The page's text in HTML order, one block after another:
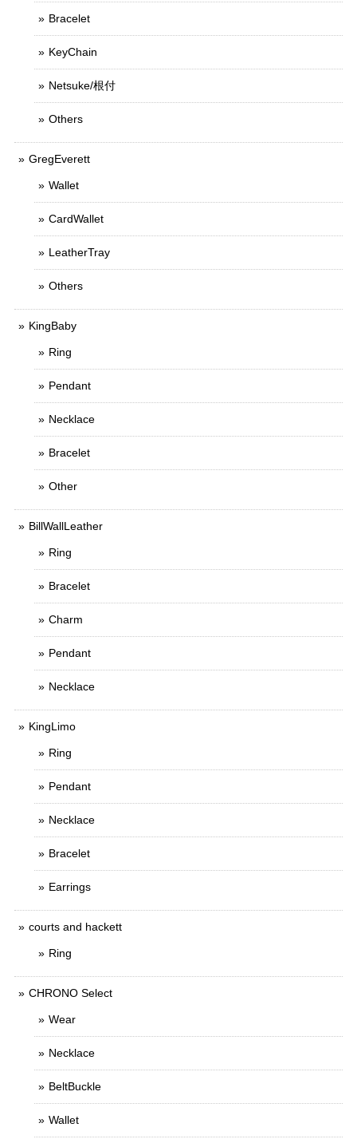
Bracelet
KeyChain
Netsuke/根付
Others
GregEverett
Wallet
CardWallet
LeatherTray
Others
KingBaby
Ring
Pendant
Necklace
Bracelet
Other
BillWallLeather
Ring
Bracelet
Charm
Pendant
Necklace
KingLimo
Ring
Pendant
Necklace
Bracelet
Earrings
courts and hackett
Ring
CHRONO Select
Wear
Necklace
BeltBuckle
Wallet